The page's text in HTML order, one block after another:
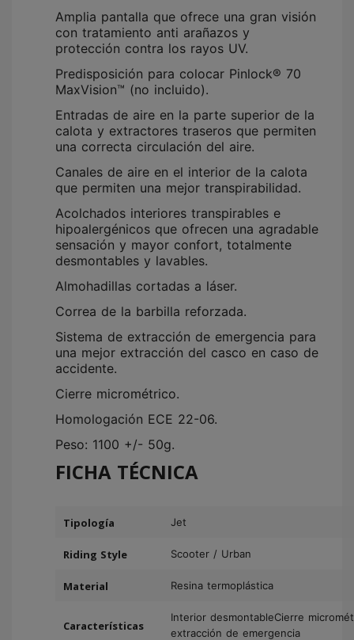
Amplia pantalla que ofrece una gran visión
con tratamiento anti arañazos y
protección contra los rayos UV.
Predisposición para colocar Pinlock® 70
MaxVision™ (no incluido).
Entradas de aire en la parte superior de la
calota y extractores traseros que permiten
una correcta circulación del aire.
Canales de aire en el interior de la calota
que permiten una mejor transpirabilidad.
Acolchados interiores transpirables e
hipoalergénicos que ofrecen una agradable
sensación y mayor confort, totalmente
desmontables y lavables.
Almohadillas cortadas a láser.
Correa de la barbilla reforzada.
Sistema de extracción de emergencia para
una mejor extracción del casco en caso de
accidente.
Cierre micrométrico.
Homologación ECE 22-06.
Peso: 1100 +/- 50g.
FICHA TÉCNICA
Tipología Jet
Riding Style Scooter / Urban
Material Resina termoplástica
Características
Interior desmontableCierre
extracción de emergencia